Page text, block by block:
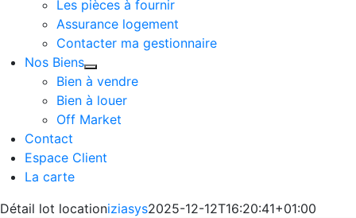
Les pièces à fournir
Assurance logement
Contacter ma gestionnaire
Nos Biens
Bien à vendre
Bien à louer
Off Market
Contact
Espace Client
La carte
Détail lot locationiziasys2025-12-12T16:20:41+01:00